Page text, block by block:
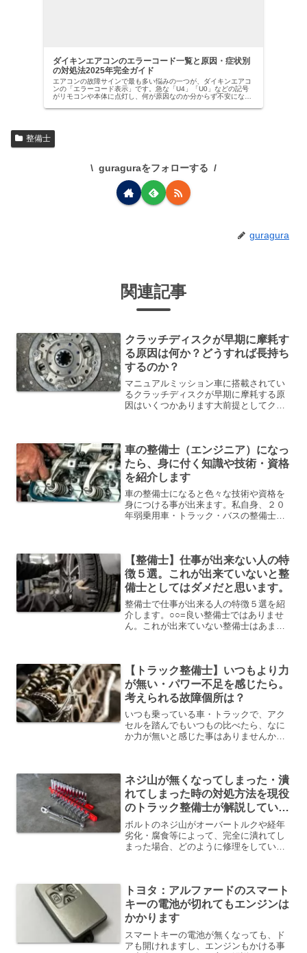
ダイキンエアコンのエラーコード一覧と原因・症状別
の対処法2025年完全ガイド
エアコンの故障サインで最も多い悩みの一つが、ダイキンエアコ
ンの「エラーコード表示」です。急な「U4」「U0」などの記号
がリモコンや本体に点灯し、何が原因なのか分からず不安になっ
でトッ…
整備士
guraguraをフォローする
guragura
関連記事
クラッチディスクが早期に摩耗す
る原因は何か？どうすれば長持ち
するのか？
マニュアルミッション車に搭載されてい
るクラッチディスクが早期に摩耗する原
因はいくつかあります大前提としてクラ
がありますこの記事では、ク...
車の整備士（エンジニア）になっ
たら、身に付く知識や技術・資格
を紹介します
車の整備士になると色々な技術や資格を
身につける事が出来ます。私自身、２０
年弱乗用車・トラック・バスの整備士を
付くと思います。普通に生...
【整備士】仕事が出来ない人の特
徴５選。これが出来ていないと整
備士としてはダメだと思います。
整備士で仕事が出来る人の特徴５選を紹
介します。○○=良い整備士ではありませ
ん。これが出来ていない整備士はあまり
【トラック整備士】いつもより力
が無い・パワー不足を感じたら。
考えられる故障個所は？
いつも乗っている車・トラックで、アク
セルを踏んでもいつもの比べたら、なに
か力が無いと感じた事はありませんか？
期段階のものまで、多種多...
ネジ山が無くなってしまった・潰
れてしまった時の対処方法を現役
のトラック整備士が解説していき
ます。
ボルトのネジ山がオーバートルクや経年
劣化・腐食等によって、完全に潰れてし
まった場合、どのように修理をしていけ
備士です。全てのネジ山が...
トヨタ：アルファードのスマート
キーの電池が切れてもエンジンは
かかります
スマートキーの電池が無くなっても、ド
アも開けれますし、エンジンもかける事